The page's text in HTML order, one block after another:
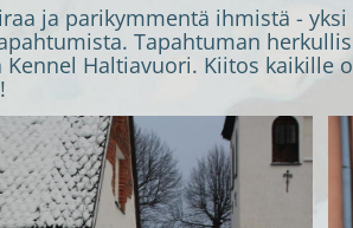
ja parikymmentä ihmistä - yksi
Tapahtuman
Kennel Haltiavuori. Kiitos kaikille